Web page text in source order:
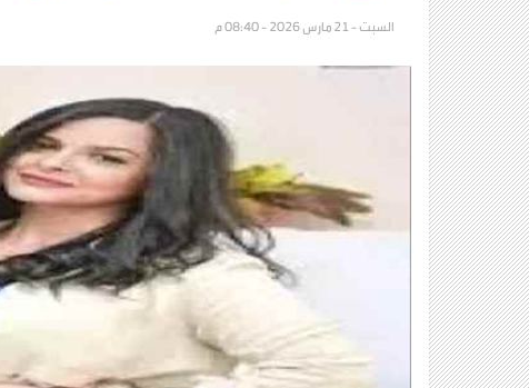
السبت - 21 مارس 2026 - 08:40 م